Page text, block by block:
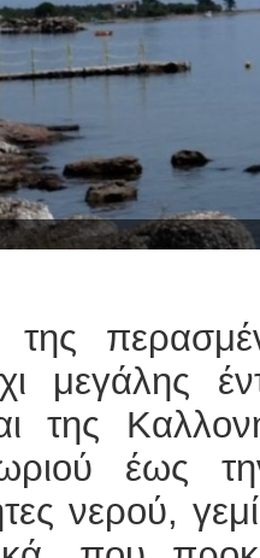
μεγάλης
της
έως
νερού,